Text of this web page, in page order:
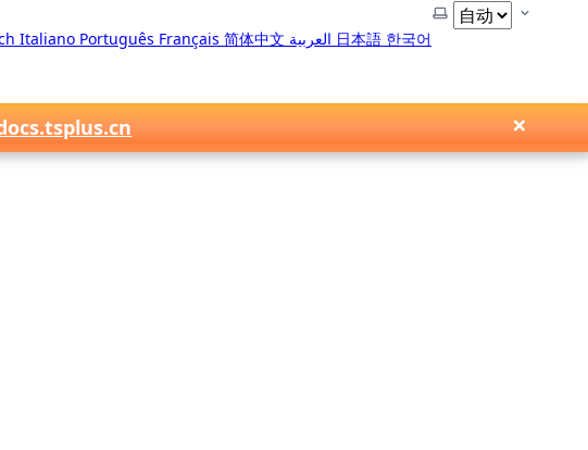
Italiano Português Français 简体中文 日本語 한국어
选择主题
×